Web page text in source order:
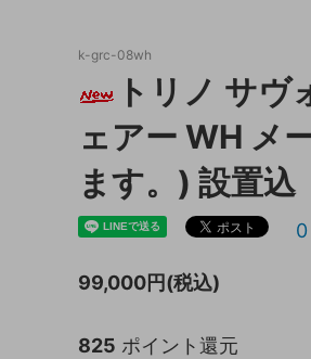
天板保護マット
k-grc-08wh
トリノ サ
ェアー WH メ
ます。) 設置込
0
99,000円(税込)
825 ポイント還元